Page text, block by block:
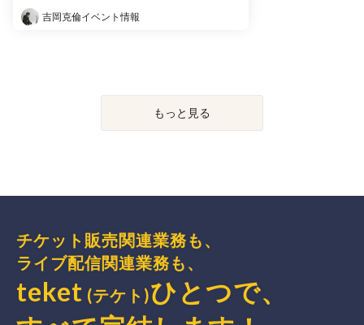
吉岡克倫イベント情報
もっと見る
チケット販売関連業務も、
ライブ配信関連業務も、
teket (テケト)ひとつで、